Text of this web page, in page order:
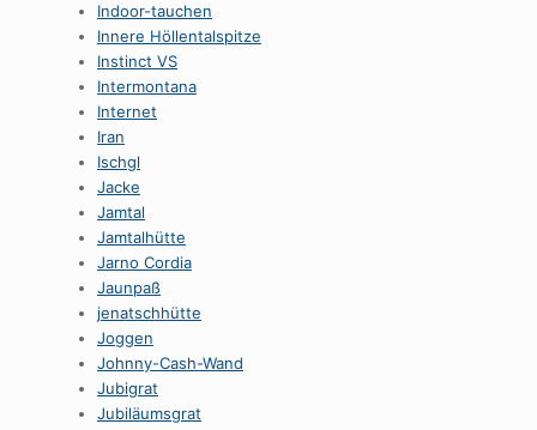
Indoor-tauchen
Innere Höllentalspitze
Instinct VS
Intermontana
Internet
Iran
Ischgl
Jacke
Jamtal
Jamtalhütte
Jarno Cordia
Jaunpaß
jenatschhütte
Joggen
Johnny-Cash-Wand
Jubigrat
Jubiläumsgrat